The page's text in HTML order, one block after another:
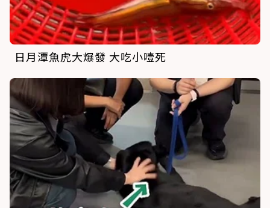
日月潭魚虎大爆發 大吃小噎死